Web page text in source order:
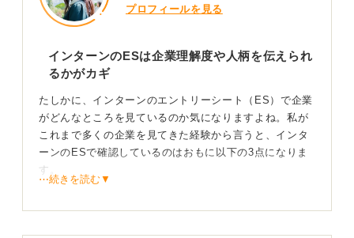
プロフィールを見る
インターンのESは企業理解度や人柄を伝えられ
るかがカギ
たしかに、インターンのエントリーシート（ES）で企業
がどんなところを見ているのか気になりますよね。私が
これまで多くの企業を見てきた経験から言うと、インタ
ーンのESで確認しているのはおもに以下の3点になりま
す。
度）
⋯続きを読む▼